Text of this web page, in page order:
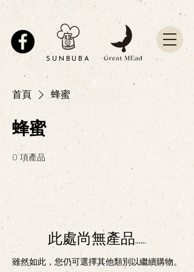
SUNBUBA
首頁 蜂蜜
蜂蜜
0 項產品
此處尚無產品......
雖然如此，您仍可選擇其他類別以繼續購物。